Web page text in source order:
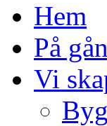
Hem
På
Vi